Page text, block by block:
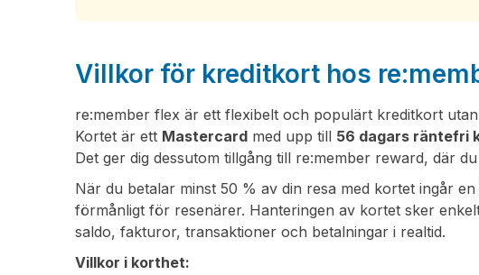
Villkor för kreditkort hos
re:member flex är ett flexibelt och populärt kreditkort
Kortet är ett Mastercard med upp till 56 dagars räntefri
Det ger dig dessutom tillgång till re:member reward, där
När du betalar minst 50 % av din resa med kortet ingår
förmånligt för resenärer. Hanteringen av kortet sker
saldo, fakturor, transaktioner och betalningar i realtid.
Villkor i korthet: